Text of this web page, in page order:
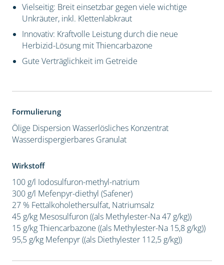
Vielseitig: Breit einsetzbar gegen viele wichtige
Unkräuter, inkl. Klettenlabkraut
Innovativ: Kraftvolle Leistung durch die neue
Herbizid-Lösung mit Thiencarbazone
Gute Verträglichkeit im Getreide
Formulierung
Ölige DispersionWasserlösliches Konzentrat
Wasserdispergierbares Granulat
Wirkstoff
100 g/l Iodosulfuron-methyl-natrium
300 g/l Mefenpyr-diethyl (Safener)
27 % Fettalkoholethersulfat, Natriumsalz
45 g/kg Mesosulfuron ((als Methylester-Na 47 g/kg))
15 g/kg Thiencarbazone ((als Methylester-Na 15,8 g/kg))
95,5 g/kg Mefenpyr ((als Diethylester 112,5 g/kg))